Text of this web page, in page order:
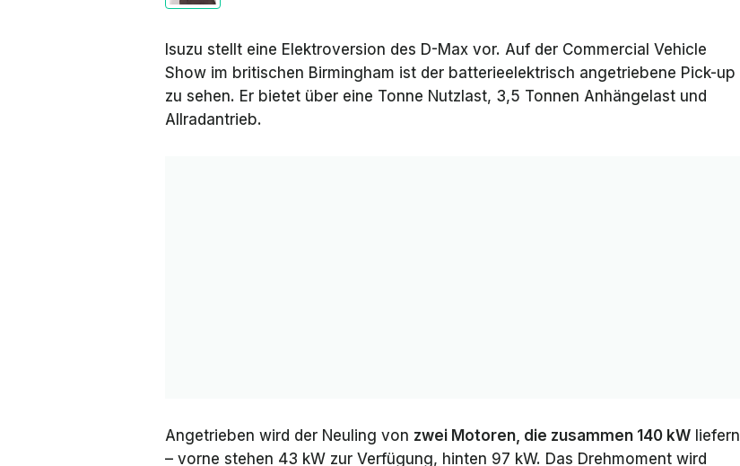
Isuzu stellt eine Elektroversion des D-Max vor. Auf der Commercial Vehicle
Show im britischen Birmingham ist der batterieelektrisch angetriebene Pick-up
zu sehen. Er bietet über eine Tonne Nutzlast, 3,5 Tonnen Anhängelast und
Allradantrieb.
Angetrieben wird der Neuling von zwei Motoren, die zusammen 140 kW liefern
– vorne stehen 43 kW zur Verfügung, hinten 97 kW. Das Drehmoment wird